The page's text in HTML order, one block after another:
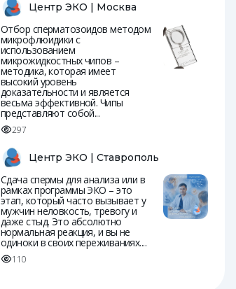
Центр ЭКО | Москва
Отбор сперматозоидов методом
микрофлюидики с
использованием
микрожидкостных чипов –
методика, которая имеет
высокий уровень
доказательности и является
весьма эффективной. Чипы
представляют собой...
297
Центр ЭКО | Ставрополь
Сдача спермы для анализа или в
рамках программы ЭКО – это
этап, который часто вызывает у
мужчин неловкость, тревогу и
даже стыд. Это абсолютно
нормальная реакция, и вы не
одиноки в своих переживаниях....
110